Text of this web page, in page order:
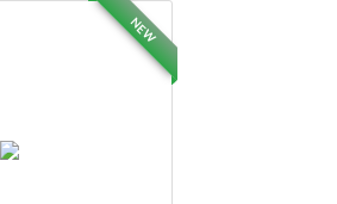
NEW